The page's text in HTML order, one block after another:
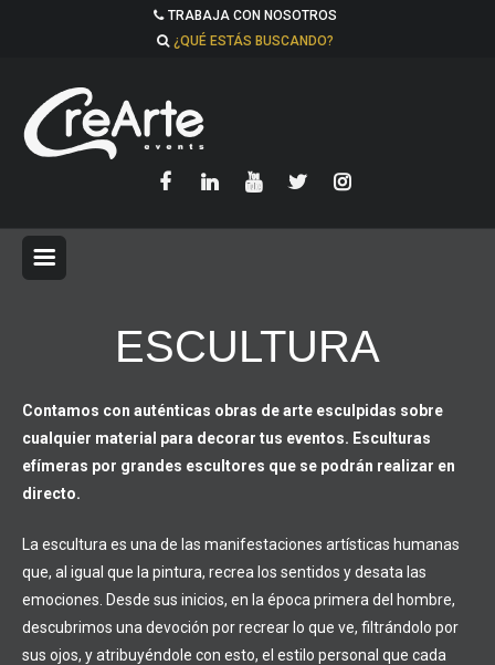
TRABAJA CON NOSOTROS
¿QUÉ ESTÁS BUSCANDO?
ESCULTURA
Contamos con auténticas obras de arte esculpidas sobre
cualquier material para decorar tus eventos. Esculturas
efímeras por grandes escultores que se podrán realizar en
directo.
La escultura es una de las manifestaciones artísticas humanas
que, al igual que la pintura, recrea los sentidos y desata las
emociones. Desde sus inicios, en la época primera del hombre,
descubrimos una devoción por recrear lo que ve, filtrándolo por
sus ojos, y atribuyéndole con esto, el estilo personal que cada